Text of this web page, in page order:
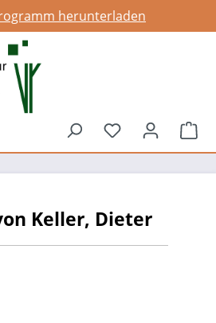
herunterladen
Du hast 0
Keller, Dieter